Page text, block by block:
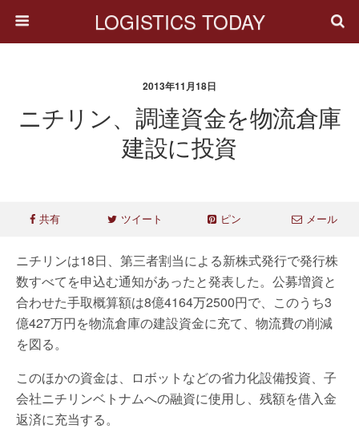
LOGISTICS TODAY
2013年11月18日
ニチリン、調達資金を物流倉庫
建設に投資
共有 ツイート ピン メール
ニチリンは18日、第三者割当による新株式発行で発行株
数すべてを申込む通知があったと発表した。公募増資と
合わせた手取概算額は8億4164万2500円で、このうち3
億427万円を物流倉庫の建設資金に充て、物流費の削減
を図る。
このほかの資金は、ロボットなどの省力化設備投資、子
会社ニチリンベトナムへの融資に使用し、残額を借入金
返済に充当する。